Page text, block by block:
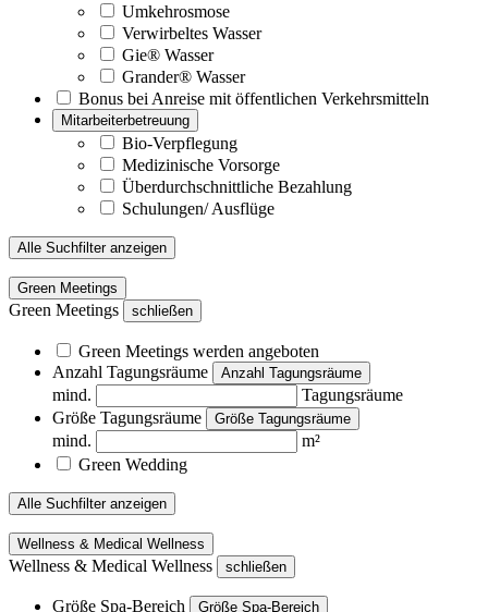
Umkehrosmose
Verwirbeltes Wasser
Gie® Wasser
Grander® Wasser
Bonus bei Anreise mit öffentlichen Verkehrsmitteln
Mitarbeiterbetreuung
Bio-Verpflegung
Medizinische Vorsorge
Überdurchschnittliche Bezahlung
Schulungen/ Ausflüge
Alle Suchfilter anzeigen
Green Meetings
Green Meetings schließen
Green Meetings werden angeboten
Anzahl Tagungsräume
Anzahl Tagungsräume
mind.
Tagungsräume
Größe Tagungsräume
Größe Tagungsräume
mind.
m²
Green Wedding
Alle Suchfilter anzeigen
Wellness & Medical Wellness
Wellness & Medical Wellness schließen
Größe Spa-Bereich Größe Spa-Bereich